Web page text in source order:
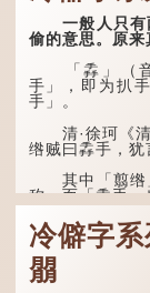
一般人只有
偷的意思。原来
「掱」（音
手」，即为扒
手」。
清·徐珂《清
绺贼曰掱手，犹
其中「翦绺」
称。而「掱手」
冷僻字系
朤